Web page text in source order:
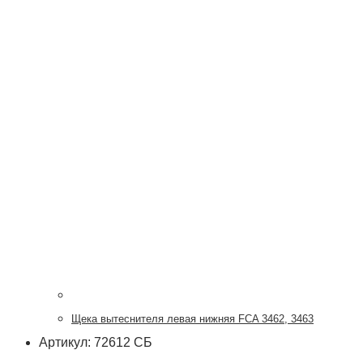
Щека вытеснителя левая нижняя FCA 3462, 3463
Артикул: 72612 СБ